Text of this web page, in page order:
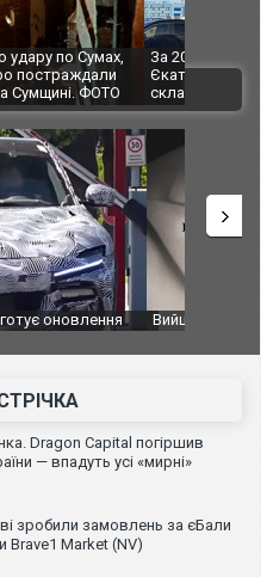
кордону з Україною: в
дронів загорівся
ВІДЕО
"Мої
легендарного
Dragon Capital погіршив
— впадуть усі «мирні»
зробили замовлень за єБали
Brave1 Market (NV)